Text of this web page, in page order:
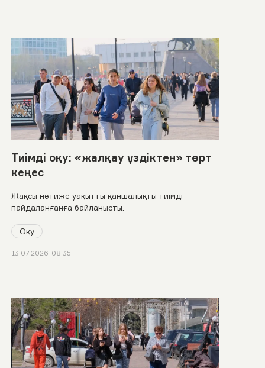
Тиімді оқу: «жалқау үздіктен» төрт
кеңес
Жақсы нәтиже уақытты қаншалықты тиімді
пайдаланғанға байланысты.
Оқу
13.07.2026, 08:35